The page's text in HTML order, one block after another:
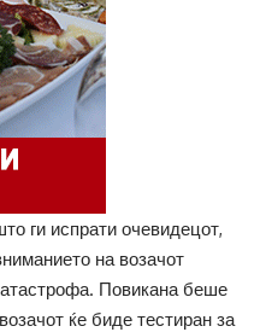
ги испрати очевидецот,
на возачот
Повикана беше
ќе биде тестиран за